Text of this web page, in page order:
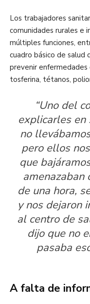
Los trabajadores
comunidades rurales e
múltiples funciones,
cuadro básico de salud
prevenir
tosferina, tétanos,
“Uno del
explicarles en
no
pero ellos
que
amenazaban
de una hora,
y nos dejaron
al centro de
dijo que no
pasaba
A falta de